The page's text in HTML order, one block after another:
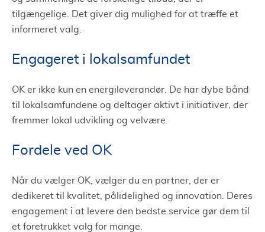
tilgængelige. Det giver dig mulighed for at træffe et
informeret valg.
Engageret i lokalsamfundet
OK er ikke kun en energileverandør. De har dybe bånd
til lokalsamfundene og deltager aktivt i initiativer, der
fremmer lokal udvikling og velvære.
Fordele ved OK
Når du vælger OK, vælger du en partner, der er
dedikeret til kvalitet, pålidelighed og innovation. Deres
engagement i at levere den bedste service gør dem til
et foretrukket valg for mange.